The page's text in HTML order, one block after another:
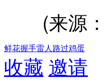
(来源：
鲜花握手雷人 路过鸡蛋
收藏 邀请